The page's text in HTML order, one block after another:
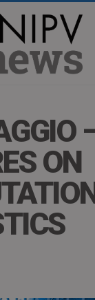
ON